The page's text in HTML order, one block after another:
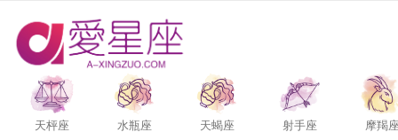
天枰座 水瓶座 天蝎座 射手座 摩羯